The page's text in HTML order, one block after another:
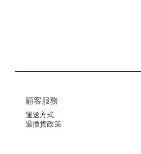
顧客服務
運送方式
退換貨政策